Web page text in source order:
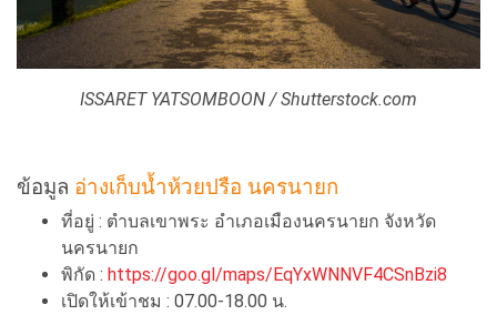
ISSARET YATSOMBOON / Shutterstock.com
ข้อมูล อ่างเก็บน้ำห้วยปรือ นครนายก
ที่อยู่ : ตำบลเขาพระ อำเภอเมืองนครนายก จังหวัด
นครนายก
พิกัด : https://goo.gl/maps/EqYxWNNVF4CSnBzi8
เปิดให้เข้าชม : 07.00-18.00 น.